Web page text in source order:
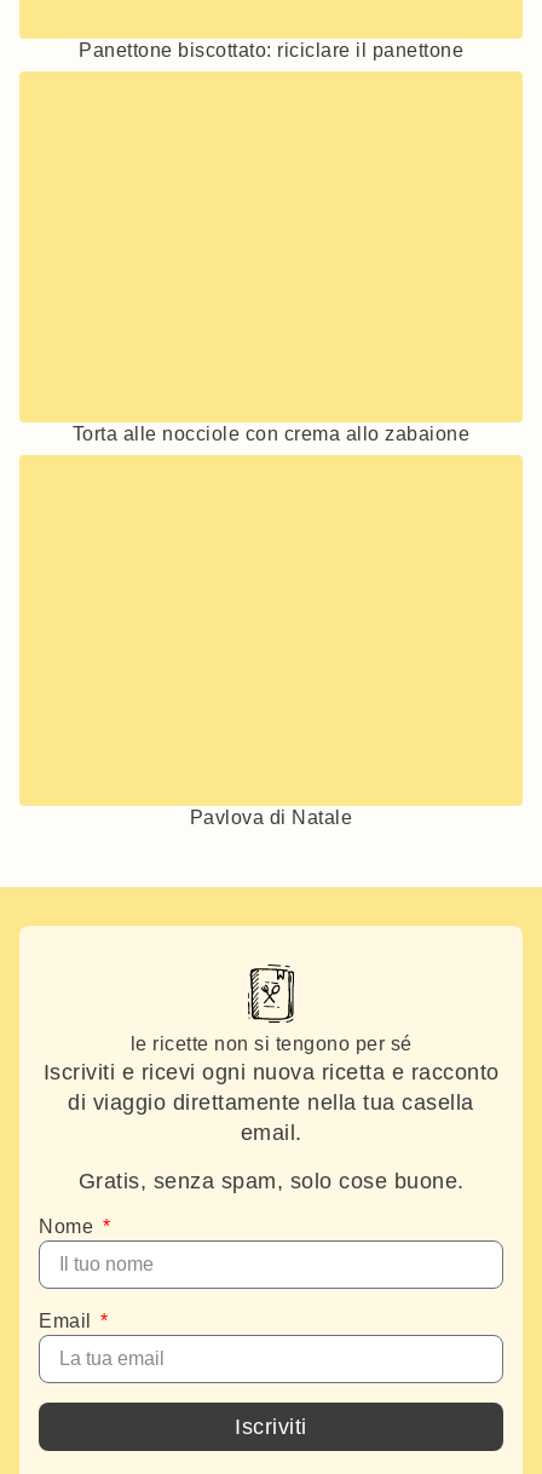
Panettone biscottato: riciclare il panettone
Torta alle nocciole con crema allo zabaione
Pavlova di Natale
le ricette non si tengono per sé
Iscriviti e ricevi ogni nuova ricetta e racconto
di viaggio direttamente nella tua casella
email.
Gratis, senza spam, solo cose buone.
Nome
Email
Iscriviti